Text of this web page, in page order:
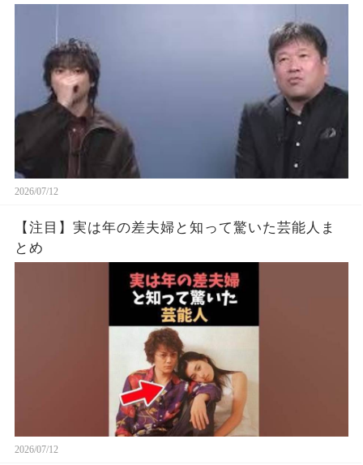
2026/07/12
【注目】実は年の差夫婦と知って驚いた芸能人ま
とめ
2026/07/12